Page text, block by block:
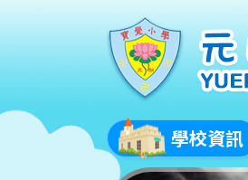
學校資訊